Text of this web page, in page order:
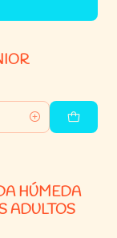
HÚMEDA
ADULTOS